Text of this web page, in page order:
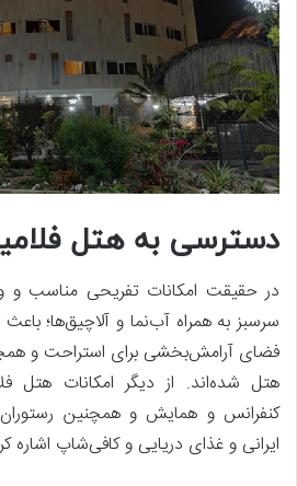
دسترسی به هتل
در حقیقت امکانات تفریحی مناسب
سرسبز به همراه آب‌نما و آلاچیق‌ها؛
فضای آرامش‌بخشی برای استراحت و
هتل شده‌اند. از دیگر امکانات هتل
کنفرانس و همایش و همچنین
ایرانی و غذای دریایی و کافی‌شاپ اشاره